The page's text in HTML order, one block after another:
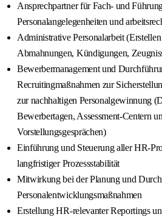
Ansprechpartner für Fach- und
Personalangelegenheiten und
Administrative Personalarbeit
Abmahnungen, Kündigungen,
Bewerbermanagement und
Recruitingmaßnahmen zur
zur nachhaltigen Personalgewinnung
Bewerbertagen, Assessment-Centern
Vorstellungsgesprächen)
Einführung und Steuerung aller HR-
langfristiger Prozessstabilität
Mitwirkung bei der Planung und
Personalentwicklungsmaßnahmen
Erstellung HR-relevanter Reportings